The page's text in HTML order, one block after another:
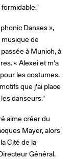
Danses »,
musique de
à Munich, à
« Alexei et m'a
les costumes.
que j'ai place
danseurs."
aime créer du
Mayer, alors
Cité de la
Général.